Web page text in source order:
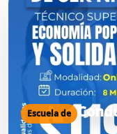
Escuela de